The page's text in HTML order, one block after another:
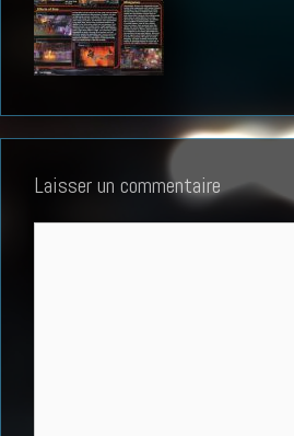
Laisser un commentaire